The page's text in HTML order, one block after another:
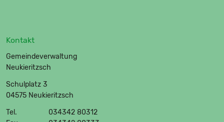
Kontakt
Gemeindeverwaltung
Neukieritzsch
Schulplatz 3
04575 Neukieritzsch
Tel.
034342 80312